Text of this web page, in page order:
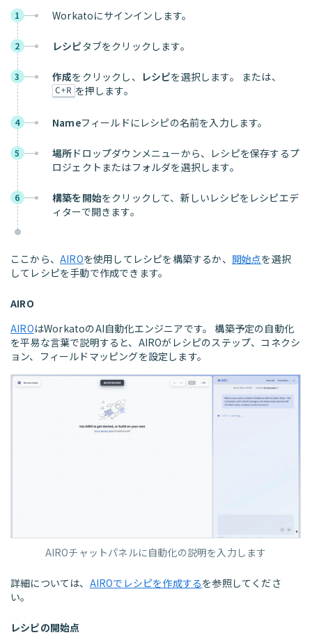
1 Workatoにサインインします。
2 レシピタブをクリックします。
3 作成をクリックし、 レシピを選択します。 または、
C+R を押します。
4 Nameフィールドにレシピの名前を入力します。
5 場所 ドロップダウンメニューから、レシピを保存するプ
ロジェクトまたはフォルダを選択します。
6 構築を開始をクリックして、新しいレシピをレシピエデ
ィターで開きます。
ここから、 AIROを使用してレシピを構築するか、 開始点を選択
してレシピを手動で作成できます。
AIRO
AIROはWorkatoのAI自動化エンジニアです。 構築予定の自動化
を平易な言葉で説明すると、AIROがレシピのステップ、コネクシ
ョン、フィールドマッピングを設定します。
AIROチャットパネルに自動化の説明を入力します
詳細については、 AIROでレシピを作成するを参照してくださ
い。
レシピの開始点